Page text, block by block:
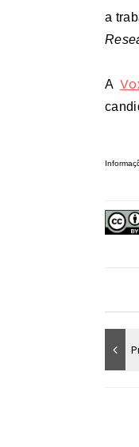
a
A